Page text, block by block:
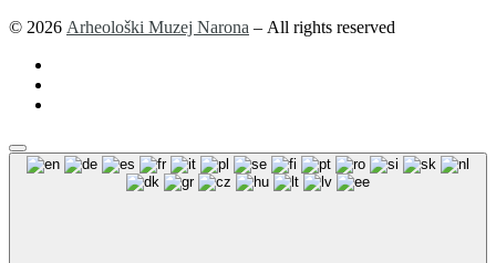
© 2026 Arheološki Muzej Narona – All rights reserved